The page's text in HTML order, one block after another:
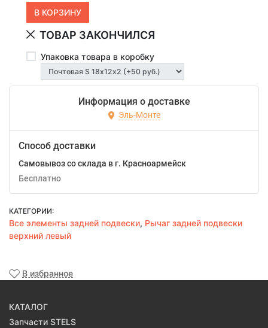
ТОВАР ЗАКОНЧИЛСЯ
Упаковка товара в коробку
Информация о доставке
Эль-Монте
Способ доставки
Самовывоз со склада в г. Красноармейск
Бесплатно
КАТЕГОРИИ:
Все элементы задней подвески, Рычаг задней подвески
верхний левый
В избранное
КАТАЛОГ
Запчасти STELS